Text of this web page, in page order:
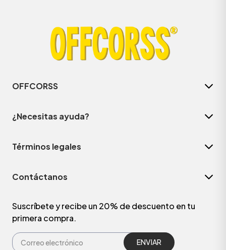
OFFCORSS
¿Necesitas ayuda?
Términos legales
Contáctanos
Suscríbete y recibe un 20% de descuento en tu
primera compra.
ENVIAR